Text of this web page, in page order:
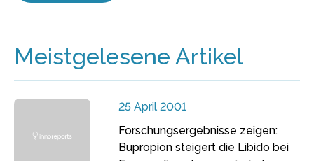
Meistgelesene Artikel
25 April 2001
Forschungsergebnisse zeigen:
Bupropion steigert die Libido bei